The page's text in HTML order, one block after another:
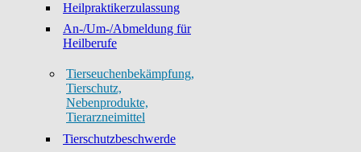
Heilpraktikerzulassung
An-/Um-/Abmeldung für
Heilberufe
Tierseuchenbekämpfung,
Tierschutz,
Nebenprodukte,
Tierarzneimittel
Tierschutzbeschwerde